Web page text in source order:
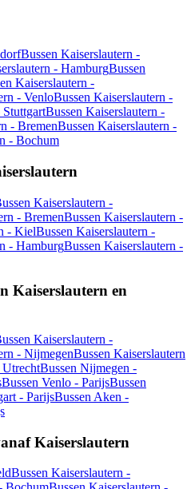
Bussen Kaiserslautern -
- HamburgBussen
Kaiserslautern -
- VenloBussen Kaiserslautern -
StuttgartBussen Kaiserslautern -
- BremenBussen Kaiserslautern -
- Bochum
Kaiserslautern -
- BremenBussen Kaiserslautern -
- KielBussen Kaiserslautern -
- HamburgBussen Kaiserslautern -
Kaiserslautern en
Kaiserslautern -
- NijmegenBussen Kaiserslautern
UtrechtBussen Nijmegen -
Bussen Venlo - ParijsBussen
- ParijsBussen Aken -
Kaiserslautern
Bussen Kaiserslautern -